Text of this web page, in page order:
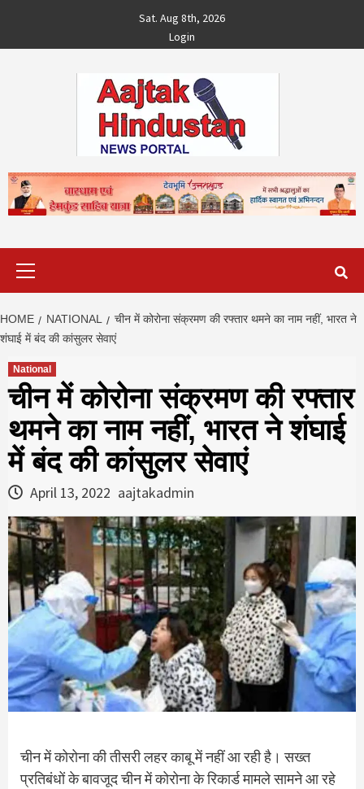
content
Sat. Aug 8th, 2026
Login
HOME NATIONAL
चीन में कोरोना संक्रमण की रफ्तार थमने का नाम नहीं, भारत ने
शंघाई में बंद की कांसुलर सेवाएं
National
चीन में कोरोना संक्रमण की रफ्तार
थमने का नाम नहीं, भारत ने शंघाई
में बंद की कांसुलर सेवाएं
April 13, 2022 aajtakadmin
चीन में कोरोना की तीसरी लहर काबू में नहीं आ रही है। सख्त
प्रतिबंधों के बावजूद चीन में कोरोना के रिकार्ड मामले सामने आ रहे